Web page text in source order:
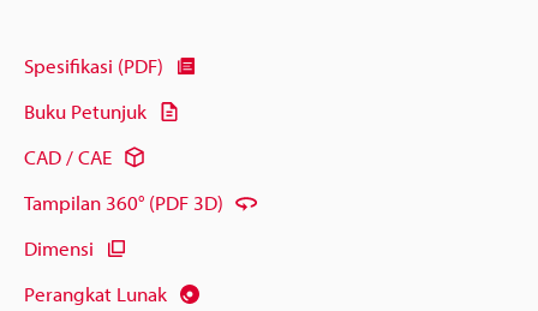
Spesifikasi (PDF)
Buku Petunjuk
CAD / CAE
Tampilan 360° (PDF 3D)
Dimensi
Perangkat Lunak